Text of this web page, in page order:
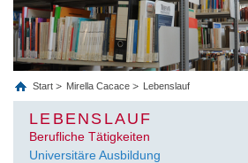
Start Mirella Cacace Lebenslauf
LEBENSLAUF
Berufliche Tätigkeiten
Universitäre Ausbildung